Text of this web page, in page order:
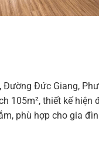
Đức Giang,
105m², thiết kế
phù hợp cho gia